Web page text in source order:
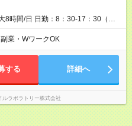
8時間/日 日勤：8：30-17：30（休
業・WワークOK
する 詳細へ
ルラボラトリー株式会社